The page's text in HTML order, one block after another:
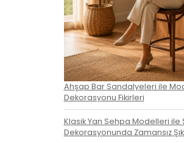
Ahşap Bar Sandalyeleri ile
Dekorasyonu Fikirleri
Klasik Yan Sehpa Modelleri ile
Dekorasyonunda Zamansız